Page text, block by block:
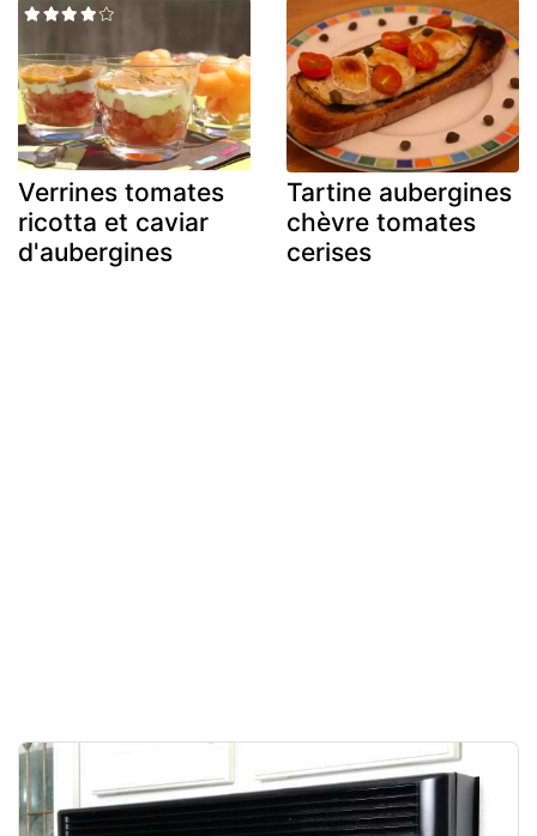
Verrines tomates
ricotta et caviar
d'aubergines
Tartine aubergines
chèvre tomates
cerises